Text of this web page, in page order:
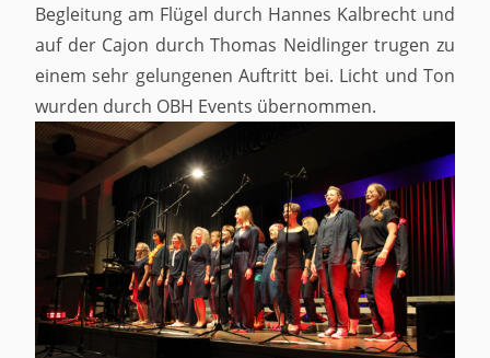
Begleitung am Flügel durch Hannes Kalbrecht und
auf der Cajon durch Thomas Neidlinger trugen zu
einem sehr gelungenen Auftritt bei. Licht und Ton
wurden durch OBH Events übernommen.